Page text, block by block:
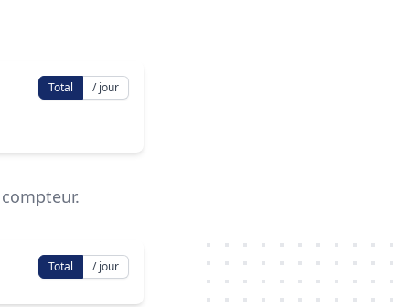
Total / jour
Total / jour